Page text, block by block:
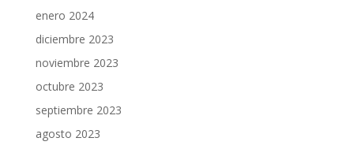
enero 2024
diciembre 2023
noviembre 2023
octubre 2023
septiembre 2023
agosto 2023